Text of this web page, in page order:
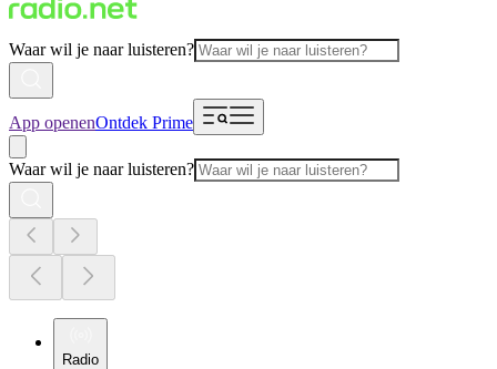
Waar wil je naar luisteren?
App openenOntdek Prime
Waar wil je naar luisteren?
Radio